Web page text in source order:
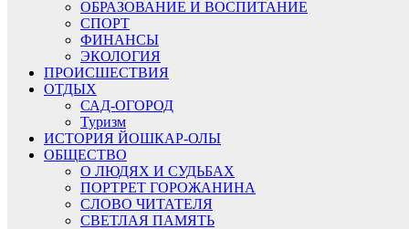
ОБРАЗОВАНИЕ И ВОСПИТАНИЕ
СПОРТ
ФИНАНСЫ
ЭКОЛОГИЯ
ПРОИСШЕСТВИЯ
ОТДЫХ
САД-ОГОРОД
Туризм
ИСТОРИЯ ЙОШКАР-ОЛЫ
ОБЩЕСТВО
О ЛЮДЯХ И СУДЬБАХ
ПОРТРЕТ ГОРОЖАНИНА
СЛОВО ЧИТАТЕЛЯ
СВЕТЛАЯ ПАМЯТЬ